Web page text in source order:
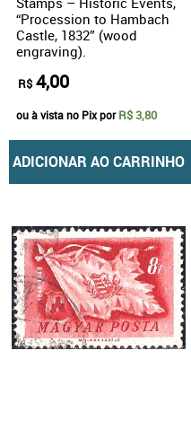
“Procession to Hambach
Castle, 1832” (wood
engraving).
R$ 4,00
ou à vista no Pix porR$ 3,80
ADICIONAR AO CARRINHO